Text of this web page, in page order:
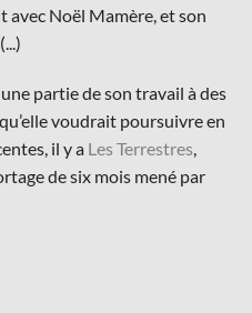
de confidentialité
avec Noël Mamère, et son
partie de son travail à des
voudrait poursuivre en
il y a Les Terrestres,
de six mois mené par